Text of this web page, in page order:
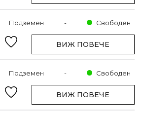
Подземен - Свободен
ВИЖ ПОВЕЧЕ
Подземен - Свободен
ВИЖ ПОВЕЧЕ